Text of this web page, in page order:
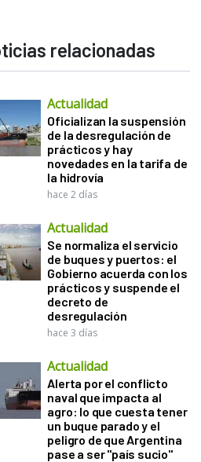
relacionadas
Actualidad
Oficializan la suspensión
de la desregulación de
prácticos y hay
novedades en la tarifa de
la hidrovía
hace 2 días
Actualidad
Se normaliza el servicio
de buques y puertos: el
Gobierno acuerda con los
prácticos y suspende el
decreto de
desregulación
hace 3 días
Actualidad
Alerta por el conflicto
naval que impacta al
agro: lo que cuesta tener
un buque parado y el
peligro de que Argentina
pase a ser "país sucio"